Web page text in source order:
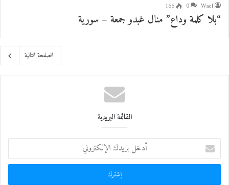
Wael
0
166
“بلا كلمة وداع” منال غبدو جمعة – سورية
الصفحة التالية
القائمة البريدية
خ